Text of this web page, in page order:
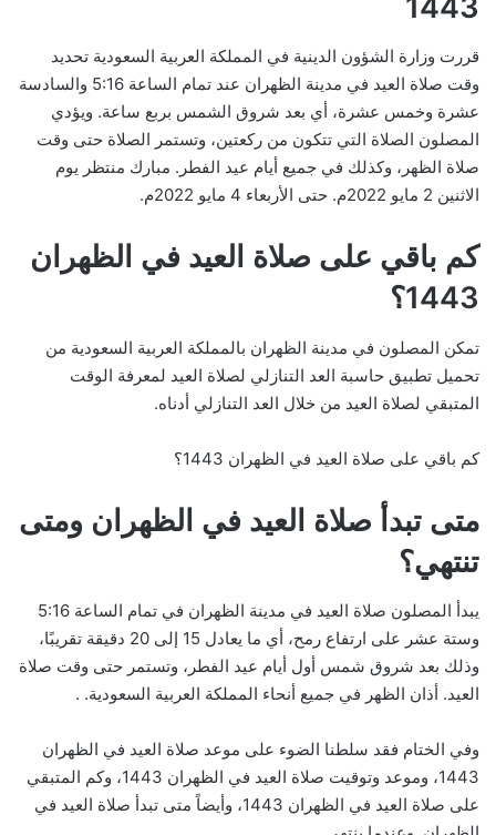
قررت وزارة الشؤون الدينية في المملكة العربية السعودية تحديد
وقت صلاة العيد في مدينة الظهران عند تمام الساعة 5:16 والسادسة
عشرة وخمس عشرة، أي بعد شروق الشمس بربع ساعة. ويؤدي
المصلون الصلاة التي تتكون من ركعتين، وتستمر الصلاة حتى وقت
صلاة الظهر، وكذلك في جميع أيام عيد الفطر. مبارك منتظر يوم
الاثنين 2 مايو 2022م. حتى الأربعاء 4 مايو 2022م.
كم باقي على صلاة العيد في الظهران
1443؟
تمكن المصلون في مدينة الظهران بالمملكة العربية السعودية من
تحميل تطبيق حاسبة العد التنازلي لصلاة العيد لمعرفة الوقت
المتبقي لصلاة العيد من خلال العد التنازلي أدناه.
كم باقي على صلاة العيد في الظهران 1443؟
متى تبدأ صلاة العيد في الظهران ومتى
تنتهي؟
يبدأ المصلون صلاة العيد في مدينة الظهران في تمام الساعة 5:16
وستة عشر على ارتفاع رمح، أي ما يعادل 15 إلى 20 دقيقة تقريبًا،
وذلك بعد شروق شمس أول أيام عيد الفطر، وتستمر حتى وقت صلاة
العيد. أذان الظهر في جميع أنحاء المملكة العربية السعودية. .
وفي الختام فقد سلطنا الضوء على موعد صلاة العيد في الظهران
1443، وموعد وتوقيت صلاة العيد في الظهران 1443، وكم المتبقي
على صلاة العيد في الظهران 1443، وأيضاً متى تبدأ صلاة العيد في